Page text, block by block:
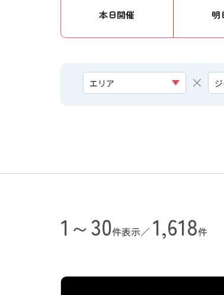
本日開催 明
エリア
1～30件表示／ 1,618件